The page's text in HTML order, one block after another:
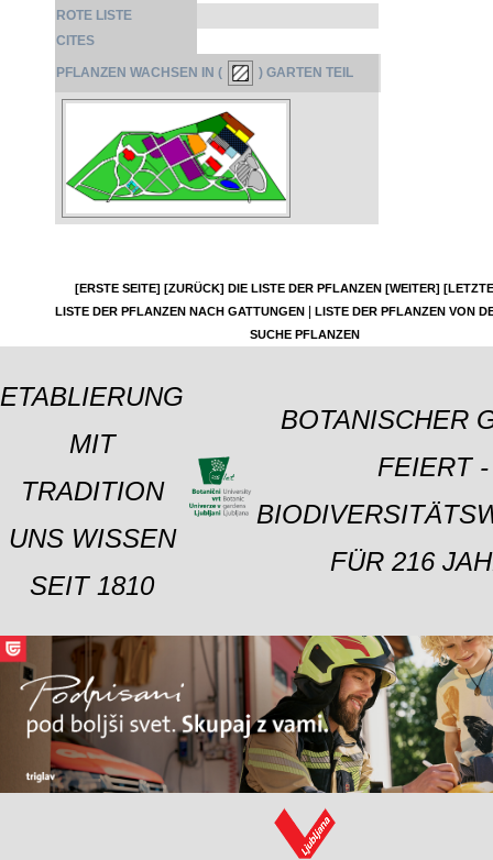
ROTE LISTE
CITES
PFLANZEN WACHSEN IN ( ) GARTEN TEIL
[ERSTE SEITE] [ZURÜCK] DIE LISTE DER PFLANZEN [WEITER]
LISTE DER PFLANZEN NACH GATTUNGEN
LISTE DER PFLANZEN VON
SUCHE PFLANZEN
ETABLIERUNG
MIT
TRADITION
UNS WISSEN
SEIT 1810
BOTANISCHER
FEIERT -
FÜR 216